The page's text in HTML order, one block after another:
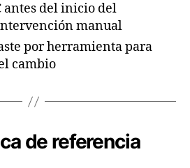
antes del inicio del
manual
por herramienta para
cambio
de referencia